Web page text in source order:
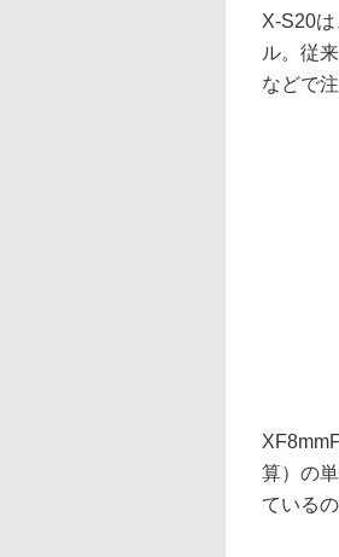
X-S20
ル。従
などで
算）の
ている